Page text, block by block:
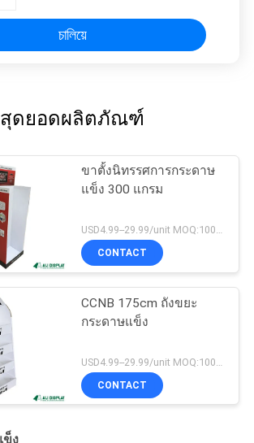
চালিয়ে
สุดยอดผลิตภัณฑ์
ขาตั้งนิทรรศการกระดาษ
แข็ง 300 แกรม
USD4.99--29.99/unit MOQ:100PCS
CONTACT
CCNB 175cm ถังขยะ
กระดาษแข็ง
USD4.99--29.99/unit MOQ:100PCS
CONTACT
ข็ง